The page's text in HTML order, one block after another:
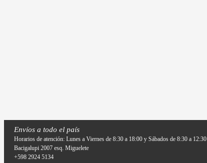
Envíos a todo el país
Horarios de atención: Lunes a Viernes de 8:30 a 18:00 y Sábados de 8:30 a 12:30
Bacigalupi 2007 esq. Miguelete
+598 2924 5134